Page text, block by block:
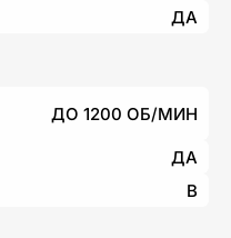
ДА
ДО 1200 ОБ/МИН
ДА
B